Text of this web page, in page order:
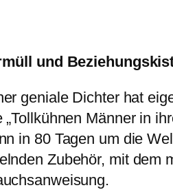
und
geniale Dichter hat
„Tollkühnen Männer in
in 80 Tagen um die
Zubehör, mit dem